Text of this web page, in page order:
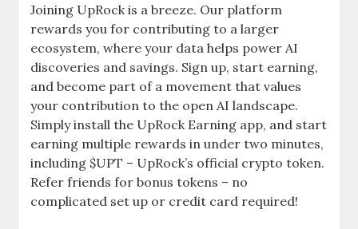
Joining UpRock is a breeze. Our platform
rewards you for contributing to a larger
ecosystem, where your data helps power AI
discoveries and savings. Sign up, start earning,
and become part of a movement that values
your contribution to the open AI landscape.
Simply install the UpRock Earning app, and start
earning multiple rewards in under two minutes,
including $UPT – UpRock’s official crypto token.
Refer friends for bonus tokens – no
complicated set up or credit card required!